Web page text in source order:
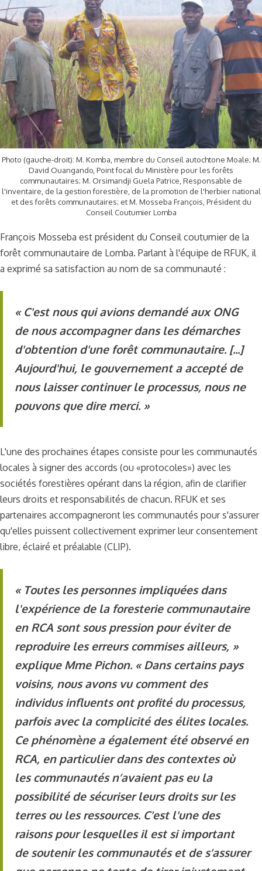
Photo (gauche-droit): M. Komba, membre du Conseil autochtone Moale; M.
David Ouangando, Point focal du Ministère pour les forêts
communautaires; M. Orsimandji Guela Patrice, Responsable de
l'inventaire, de la gestion forestière, de la promotion de l'herbier national
et des forêts communautaires; et M. Mosseba François, Président du
Conseil Coutumier Lomba
François Mosseba est président du Conseil coutumier de la
forêt communautaire de Lomba. Parlant à l'équipe de RFUK, il
a exprimé sa satisfaction au nom de sa communauté :
« C'est nous qui avions demandé aux ONG
de nous accompagner dans les démarches
d'obtention d'une forêt communautaire. [...]
Aujourd'hui, le gouvernement a accepté de
nous laisser continuer le processus, nous ne
pouvons que dire merci. »
L'une des prochaines étapes consiste pour les communautés
locales à signer des accords (ou «protocoles») avec les
sociétés forestières opérant dans la région, afin de clarifier
leurs droits et responsabilités de chacun. RFUK et ses
partenaires accompagneront les communautés pour s'assurer
qu'elles puissent collectivement exprimer leur consentement
libre, éclairé et préalable (CLIP).
« Toutes les personnes impliquées dans
l'expérience de la foresterie communautaire
en RCA sont sous pression pour éviter de
reproduire les erreurs commises ailleurs, »
explique Mme Pichon. « Dans certains pays
voisins, nous avons vu comment des
individus influents ont profité du processus,
parfois avec la complicité des élites locales.
Ce phénomène a également été observé en
RCA, en particulier dans des contextes où
les communautés n’avaient pas eu la
possibilité de sécuriser leurs droits sur les
terres ou les ressources. C'est l'une des
raisons pour lesquelles il est si important
de soutenir les communautés et de s’assurer